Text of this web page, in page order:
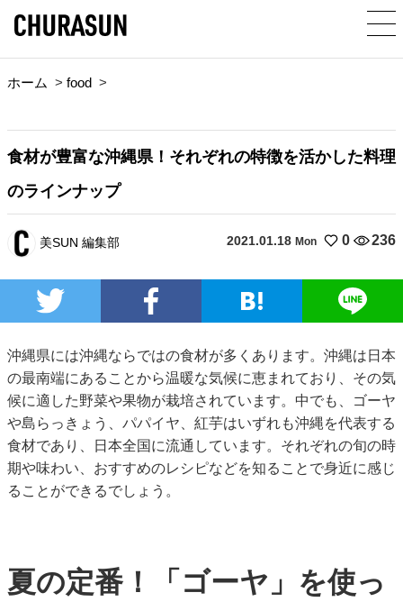
ホーム > food >
食材が豊富な沖縄県！それぞれの特徴を活かした料理
のラインナップ
美SUN 編集部 2021.01.18 Mon 0 236
沖縄県には沖縄ならではの食材が多くあります。沖縄は日本
の最南端にあることから温暖な気候に恵まれており、その気
候に適した野菜や果物が栽培されています。中でも、ゴーヤ
や島らっきょう、パパイヤ、紅芋はいずれも沖縄を代表する
食材であり、日本全国に流通しています。それぞれの旬の時
期や味わい、おすすめのレシピなどを知ることで身近に感じ
ることができるでしょう。
夏の定番！「ゴーヤ」を使っ